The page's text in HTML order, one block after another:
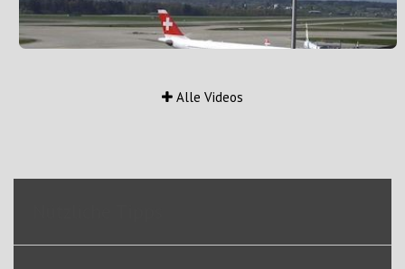
Alle Videos